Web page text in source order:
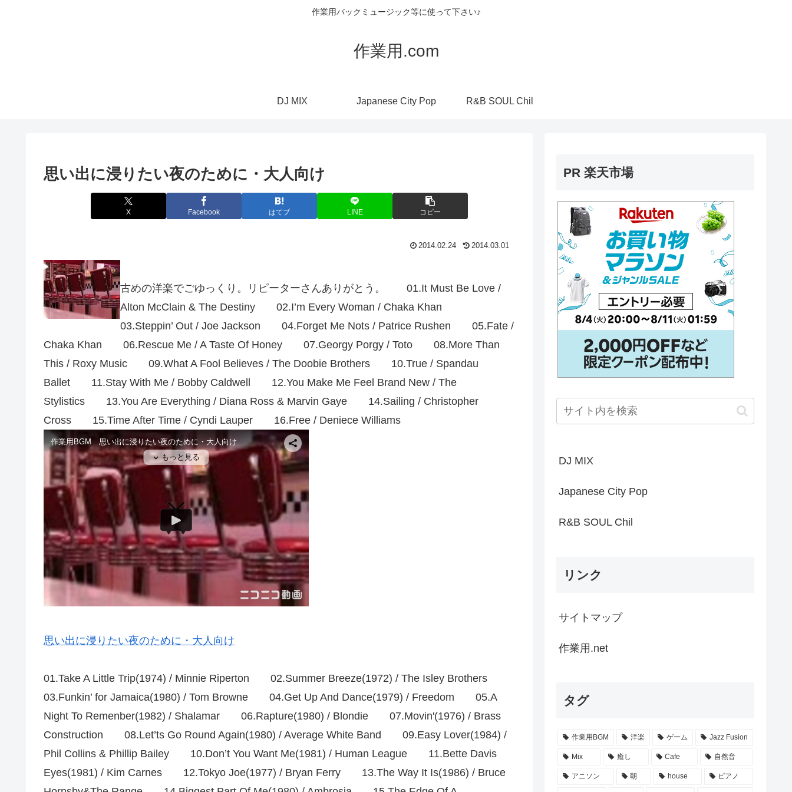
作業用バックミュージック等に使って下さい♪
作業用.com
DJ MIX Japanese City Pop R&B SOUL Chil
思い出に浸りたい夜のために・大人向け
X Facebook はてブ LINE コピー
2014.02.24 2014.03.01
古めの洋楽でごゆっくり。リピーターさんありがとう。 01.It Must Be Love /
Alton McClain & The Destiny 02.I’m Every Woman / Chaka Khan
03.Steppin’ Out / Joe Jackson 04.Forget Me Nots / Patrice Rushen 05.Fate /
Chaka Khan 06.Rescue Me / A Taste Of Honey 07.Georgy Porgy / Toto 08.More Than
This / Roxy Music 09.What A Fool Believes / The Doobie Brothers 10.True / Spandau
Ballet 11.Stay With Me / Bobby Caldwell 12.You Make Me Feel Brand New / The
Stylistics 13.You Are Everything / Diana Ross & Marvin Gaye 14.Sailing / Christopher
Cross 15.Time After Time / Cyndi Lauper 16.Free / Deniece Williams
思い出に浸りたい夜のために・大人向け
01.Take A Little Trip(1974) / Minnie Riperton 02.Summer Breeze(1972) / The Isley Brothers
03.Funkin’ for Jamaica(1980) / Tom Browne 04.Get Up And Dance(1979) / Freedom 05.A
Night To Remenber(1982) / Shalamar 06.Rapture(1980) / Blondie 07.Movin'(1976) / Brass
Construction 08.Let’ts Go Round Again(1980) / Average White Band 09.Easy Lover(1984) /
Phil Collins & Phillip Bailey 10.Don’t You Want Me(1981) / Human League 11.Bette Davis
Eyes(1981) / Kim Carnes 12.Tokyo Joe(1977) / Bryan Ferry 13.The Way It Is(1986) / Bruce
PR 楽天市場
DJ MIX
Japanese City Pop
R&B SOUL Chil
リンク
サイトマップ
作業用.net
タグ
作業用BGM 洋楽 ゲーム Jazz Fusion
Mix 癒し Cafe 自然音
アニソン 朝 house ピアノ